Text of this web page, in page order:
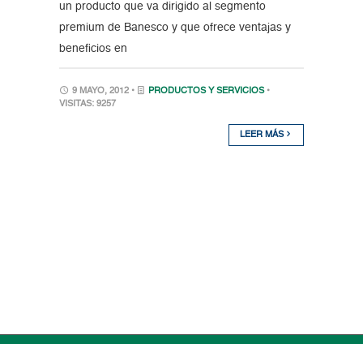
un producto que va dirigido al segmento
premium de Banesco y que ofrece ventajas y
beneficios en
9 MAYO, 2012 • PRODUCTOS Y SERVICIOS •
VISITAS: 9257
LEER MÁS